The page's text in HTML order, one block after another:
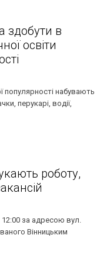
здобути в
освіти
популярності набувають
перукарі, водії,
роботу,
за адресою вул.
Вінницьким